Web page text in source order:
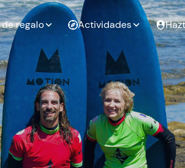
regalo
Experiencias
para regalar
en pareja
Regalo de
cumpleaños
Actividades